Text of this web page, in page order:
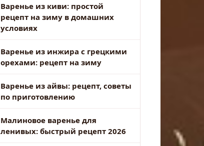
Варенье из киви: простой
рецепт на зиму в домашних
условиях
Варенье из инжира с грецкими
орехами: рецепт на зиму
Варенье из айвы: рецепт, советы
по приготовлению
Малиновое варенье для
ленивых: быстрый рецепт 2026